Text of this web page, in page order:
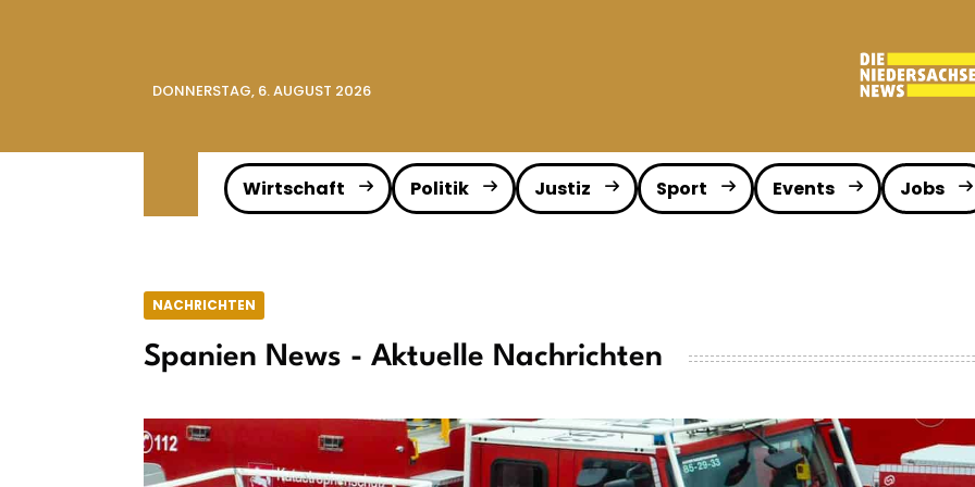
DONNERSTAG, 6. AUGUST 2026
Wirtschaft Politik Justiz Sport Events Jobs
NACHRICHTEN
Spanien News - Aktuelle Nachrichten